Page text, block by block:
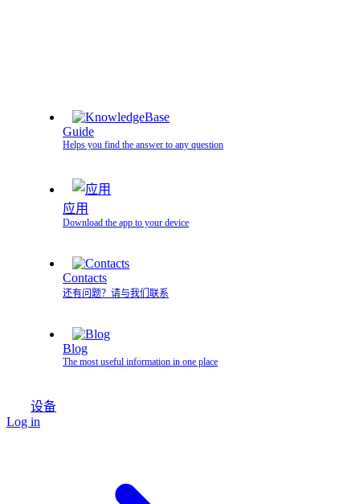
Guide
Helps you find the answer to any question
应用
Download the app to your device
Contacts
还有问题？请与我们联系
Blog
The most useful information in one place
设备
Log in